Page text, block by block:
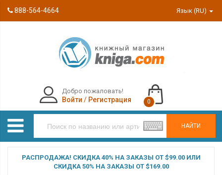
888-564-4664 Язык (RU)
НАЙТИ
Добро пожаловать!
Войти / Регистрация 0
РАСПРОДАЖА! СКИДКА 40% НА ЗАКАЗЫ ОТ $99.00 ИЛИ
СКИДКА 50% НА ЗАКАЗЫ ОТ $169.00